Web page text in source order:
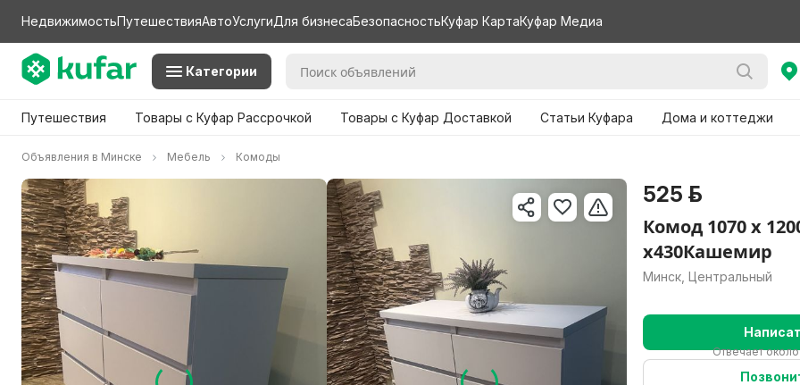
НедвижимостьПутешествияАвтоУслугиДля бизнесаБезопасностьКуфар КартаКуфар Медиа
Категории
Путешествия Товары с Куфар Рассрочкой Товары с Куфар Доставкой Статьи Куфара Дома и коттеджи
Объявления в Минске Мебель Комоды
525 р.
Комод 1070 х
х430Кашемир
Минск, Центральный
Отвечает